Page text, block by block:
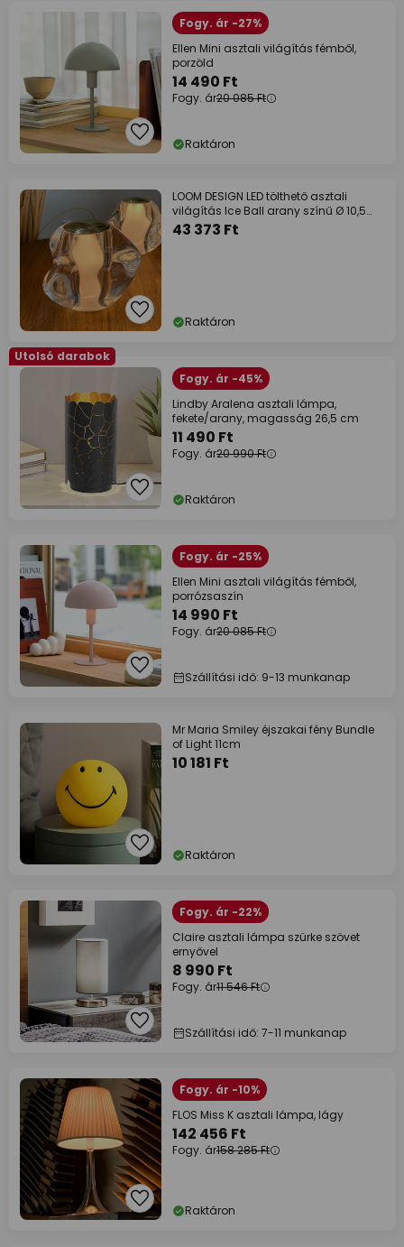
Fogy. ár -27%
Ellen Mini asztali világítás fémből,
porzöld
14 490 Ft
Fogy. ár20 085 Ft
Raktáron
LOOM DESIGN LED tölthető asztali
világítás Ice Ball arany színű Ø 10,5
cm
43 373 Ft
Raktáron
Utolsó darabok
Fogy. ár -45%
Lindby Aralena asztali lámpa,
fekete/arany, magasság 26,5 cm
11 490 Ft
Fogy. ár20 990 Ft
Raktáron
Fogy. ár -25%
Ellen Mini asztali világítás fémből,
porrózsaszín
14 990 Ft
Fogy. ár20 085 Ft
Szállítási idő: 9-13 munkanap
Mr Maria Smiley éjszakai fény Bundle
of Light 11cm
10 181 Ft
Raktáron
Fogy. ár -22%
Claire asztali lámpa szürke szövet
ernyővel
8 990 Ft
Fogy. ár11 546 Ft
Szállítási idő: 7-11 munkanap
Fogy. ár -10%
FLOS Miss K asztali lámpa, lágy
142 456 Ft
Fogy. ár158 285 Ft
Raktáron